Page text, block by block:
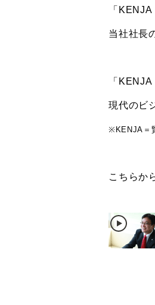
「
当社社長
「
現代のビ
※KENJA＝
こちらか